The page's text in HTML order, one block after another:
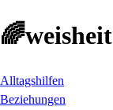
Alltagshilfen
Beziehungen